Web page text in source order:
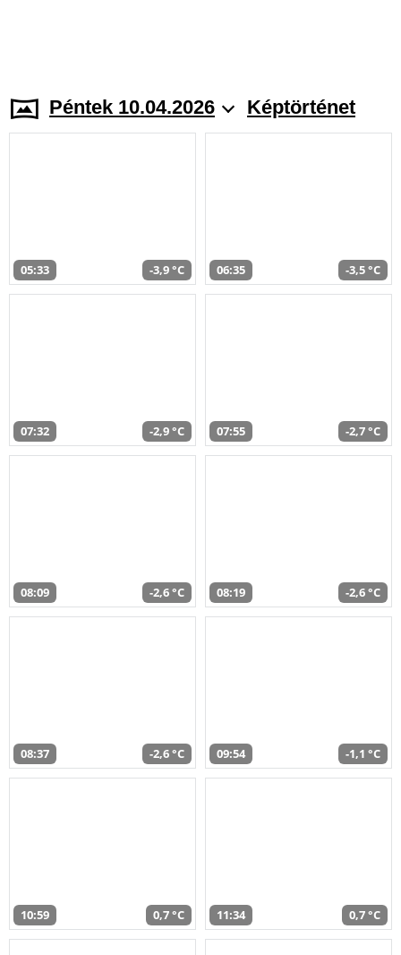
Péntek 10.04.2026 Képtörténet
05:33 -3,9 °C 06:35 -3,5 °C
07:32 -2,9 °C 07:55 -2,7 °C
08:09 -2,6 °C 08:19 -2,6 °C
08:37 -2,6 °C 09:54 -1,1 °C
10:59 0,7 °C 11:34 0,7 °C